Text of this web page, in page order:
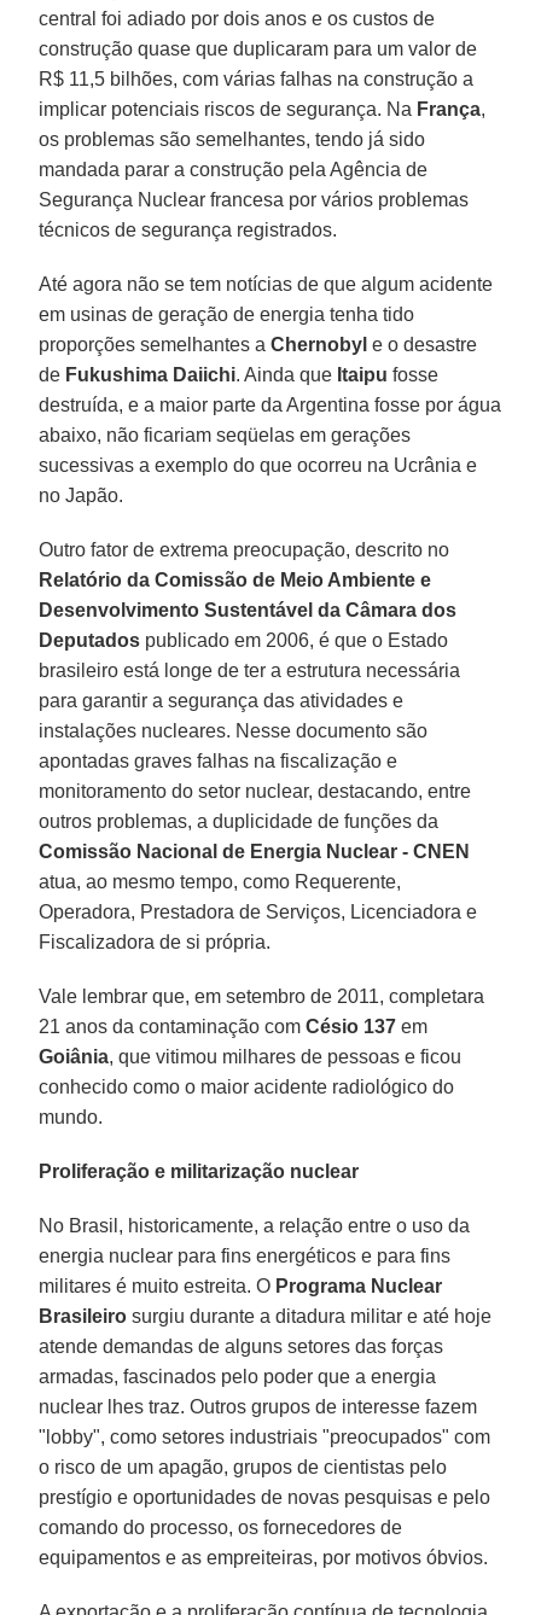
central foi adiado por dois anos e os custos de
construção quase que duplicaram para um valor de
R$ 11,5 bilhões, com várias falhas na construção a
implicar potenciais riscos de segurança. Na França,
os problemas são semelhantes, tendo já sido
mandada parar a construção pela Agência de
Segurança Nuclear francesa por vários problemas
técnicos de segurança registrados.
Até agora não se tem notícias de que algum acidente
em usinas de geração de energia tenha tido
proporções semelhantes aChernobyl e o desastre
de Fukushima Daiichi. Ainda que Itaipu fosse
destruída, e a maior parte da Argentina fosse por água
abaixo, não ficariam seqüelas em gerações
sucessivas a exemplo do que ocorreu na Ucrânia e
no Japão.
Outro fator de extrema preocupação, descrito no
Relatório da Comissão de Meio Ambiente e
Desenvolvimento Sustentável da Câmara dos
Deputados publicado em 2006, é que o Estado
brasileiro está longe de ter a estrutura necessária
para garantir a segurança das atividades e
instalações nucleares. Nesse documento são
apontadas graves falhas na fiscalização e
monitoramento do setor nuclear, destacando, entre
outros problemas, a duplicidade de funções da
Comissão Nacional de Energia Nuclear - CNEN
atua, ao mesmo tempo, como Requerente,
Operadora, Prestadora de Serviços, Licenciadora e
Fiscalizadora de si própria.
Vale lembrar que, em setembro de 2011, completara
21 anos da contaminação comCésio 137 em
Goiânia, que vitimou milhares de pessoas e ficou
conhecido como o maior acidente radiológico do
mundo.
Proliferação e militarização nuclear
No Brasil, historicamente, a relação entre o uso da
energia nuclear para fins energéticos e para fins
militares é muito estreita. O Programa Nuclear
Brasileiro surgiu durante a ditadura militar e até hoje
atende demandas de alguns setores das forças
armadas, fascinados pelo poder que a energia
nuclear lhes traz. Outros grupos de interesse fazem
"lobby", como setores industriais "preocupados" com
o risco de um apagão, grupos de cientistas pelo
prestígio e oportunidades de novas pesquisas e pelo
comando do processo, os fornecedores de
equipamentos e as empreiteiras, por motivos óbvios.